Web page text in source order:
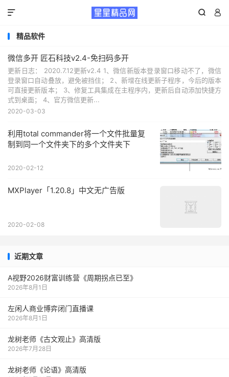
 

精品软件
微信多开 匠石科技v2.4-免扫码多开
更新日志： 2020.7.12更新v2.4 1、微信新版本登录窗口移动不了，微信
登录窗口自动叠放，避免被挡住； 2、新增在线更新子程序，今后的版本
可直接更新版本； 3、修复工具集成在主程序内，更新后自动添加快捷方
式到桌面； 4、官方微信更新...
2020-03-03
利用total commander将一个文件批量复
制到同一个文件夹下的多个文件夹下
2020-02-12
MXPlayer「1.20.8」中文无广告版
2020-02-08
近期文章
A视野2026财富训练营《周期拐点已至》
2026年8月1日
左闲人商业博弈闭门直播课
2026年8月1日
龙树老师《古文观止》高清版
2026年7月28日
龙树老师《论语》高清版